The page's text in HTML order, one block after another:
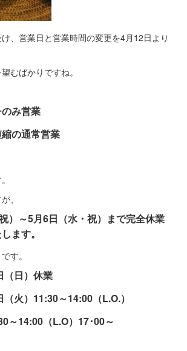
、営業日と営業時間の変更を4月12日より
むばかりですね。
み営業
の通常営業
、
）～5月6日（水・祝）まで完全休業
ます。
す。
（日）休業
火）11:30～14:00（L.O.）
～14:00（L.O）17･00～